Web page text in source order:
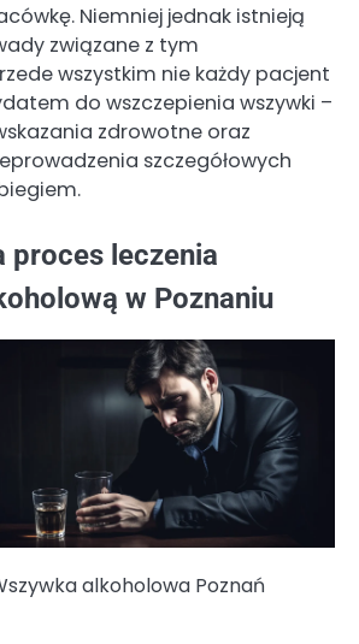
Niemniej jednak istnieją
związane z tym
wszystkim nie każdy pacjent
do wszczepienia wszywki –
zdrowotne oraz
szczegółowych
proces leczenia
w Poznaniu
alkoholowa Poznań